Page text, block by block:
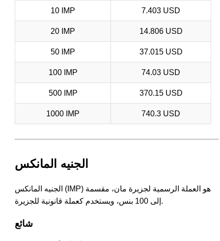
10 IMP 7.403 USD
20 IMP 14.806 USD
50 IMP 37.015 USD
100 IMP 74.03 USD
500 IMP 370.15 USD
1000 IMP 740.3 USD
الجنيه المانكس
الجنيه المانكس (IMP) هو العملة الرسمية لجزيرة مان، مقسمة
إلى 100 بنس، ويستخدم كعملة قانونية للجزيرة.
شائع